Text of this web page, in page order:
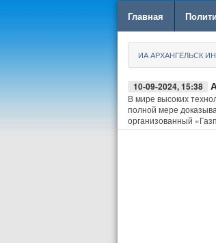
Главная
ИА АРХАНГЕЛЬСК
10-09-2024, 15:38
В мире высоких
полной мере
организованный